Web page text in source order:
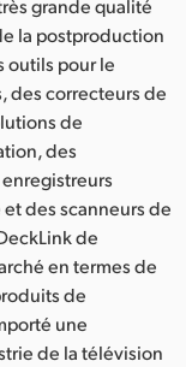
grande qualité
la postproduction
outils pour le
des correcteurs de
de
des
des scanneurs de
de
en termes de
de
une
de la télévision